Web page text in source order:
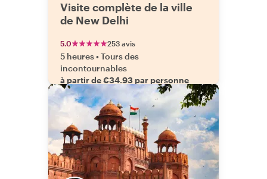
Visite complète de la ville
de New Delhi
5.0 253 avis
5 heures•Tours des
incontournables
à partir de €34.93 par personne